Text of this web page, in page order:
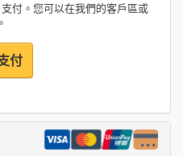
付。您可以在我們的客戶區或
付